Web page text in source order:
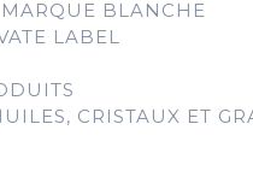
BLANCHE
LABEL
CRISTAUX ET